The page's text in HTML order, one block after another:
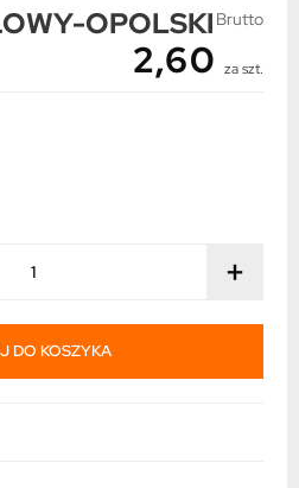
OPOLSKI Brutto
2,60 za szt.
+
DO KOSZYKA